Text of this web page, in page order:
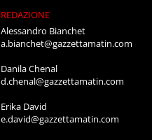
REDAZIONE
Alessandro Bianchet
a.bianchet@gazzettamatin.com
Danila Chenal
d.chenal@gazzettamatin.com
Erika David
e.david@gazzettamatin.com